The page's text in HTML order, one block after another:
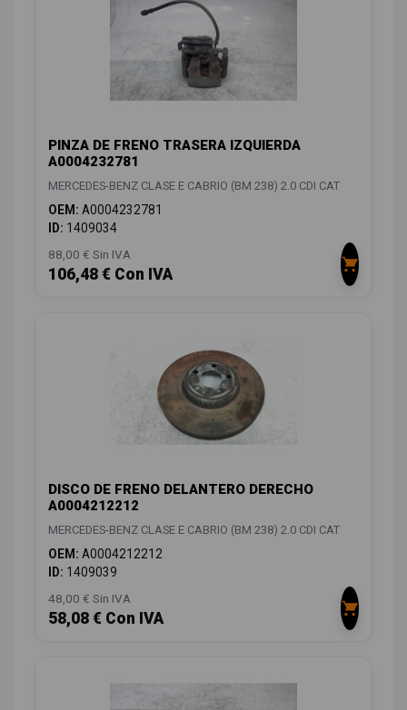
PINZA DE FRENO TRASERA IZQUIERDA
A0004232781
MERCEDES-BENZ CLASE E CABRIO (BM 238) 2.0 CDI CAT
OEM: A0004232781
ID: 1409034
88,00 € Sin IVA
106,48 € Con IVA
DISCO DE FRENO DELANTERO DERECHO
A0004212212
MERCEDES-BENZ CLASE E CABRIO (BM 238) 2.0 CDI CAT
OEM: A0004212212
ID: 1409039
48,00 € Sin IVA
58,08 € Con IVA